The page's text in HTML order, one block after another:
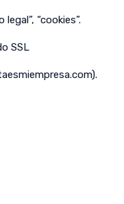
“cookies”.
SSL
).